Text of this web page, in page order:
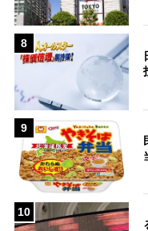
8
9
10